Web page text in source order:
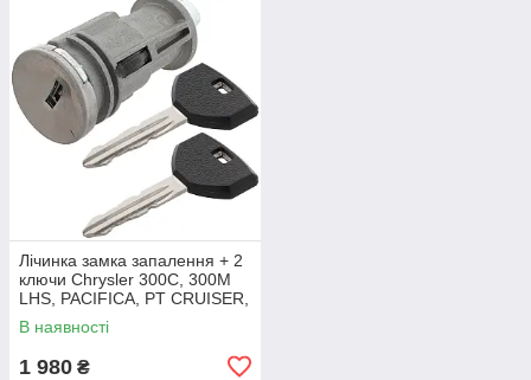
Лічинка замка запалення + 2
ключи Chrysler 300C, 300M
LHS, PACIFICA, PT CRUISER,
SEBRING 5003843AB
В наявності
1 980 ₴